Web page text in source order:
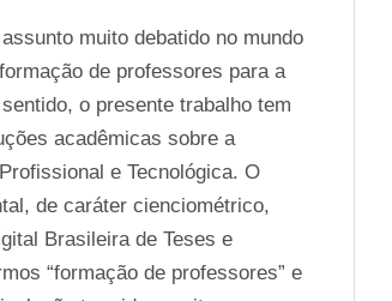
muito debatido no mundo
de professores para a
o presente trabalho tem
acadêmicas sobre a
e Tecnológica. O
de caráter cienciométrico,
Brasileira de Teses e
“formação de professores” e